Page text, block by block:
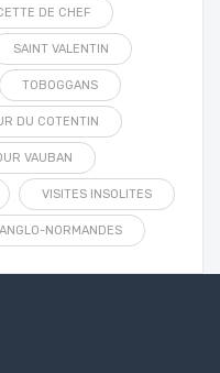
DE CHEF
SAINT VALENTIN
TOBOGGANS
DU COTENTIN
VAUBAN
VISITES INSOLITES
NORMANDES